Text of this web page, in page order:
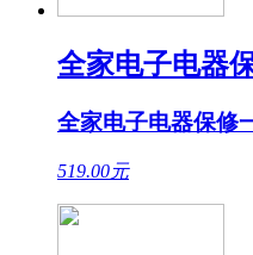
全家电子电器
全家电子电器保修
519.00元